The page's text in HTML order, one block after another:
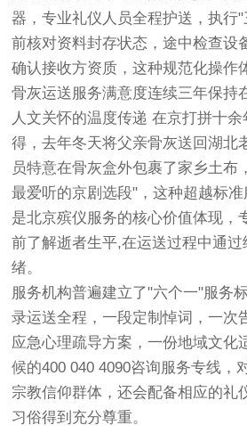
器，专业礼仪人员全程护送，执行
前核对资料封存状态，途中检查设
确认接收方资质，这种规范化操作
骨灰运送服务满意度连续三年保持
人文关怀的温度传递 在京打拼十
得，去年冬天将父亲骨灰送回湖北
员特意在骨灰盒外包裹了家乡土布
最爱听的京剧选段"，这种超越标
是北京殡仪服务的核心价值体现，
前了解逝者生平,在运送过程中通
绪。
服务机构普遍建立了"六个一"服务
录运送全程，一段定制悼词，一次
应急心理疏导方案，一份地域文化
候的400 040 4090咨询服务专线，
宗教信仰群体，还会配备相应的礼
习俗得到充分尊重。